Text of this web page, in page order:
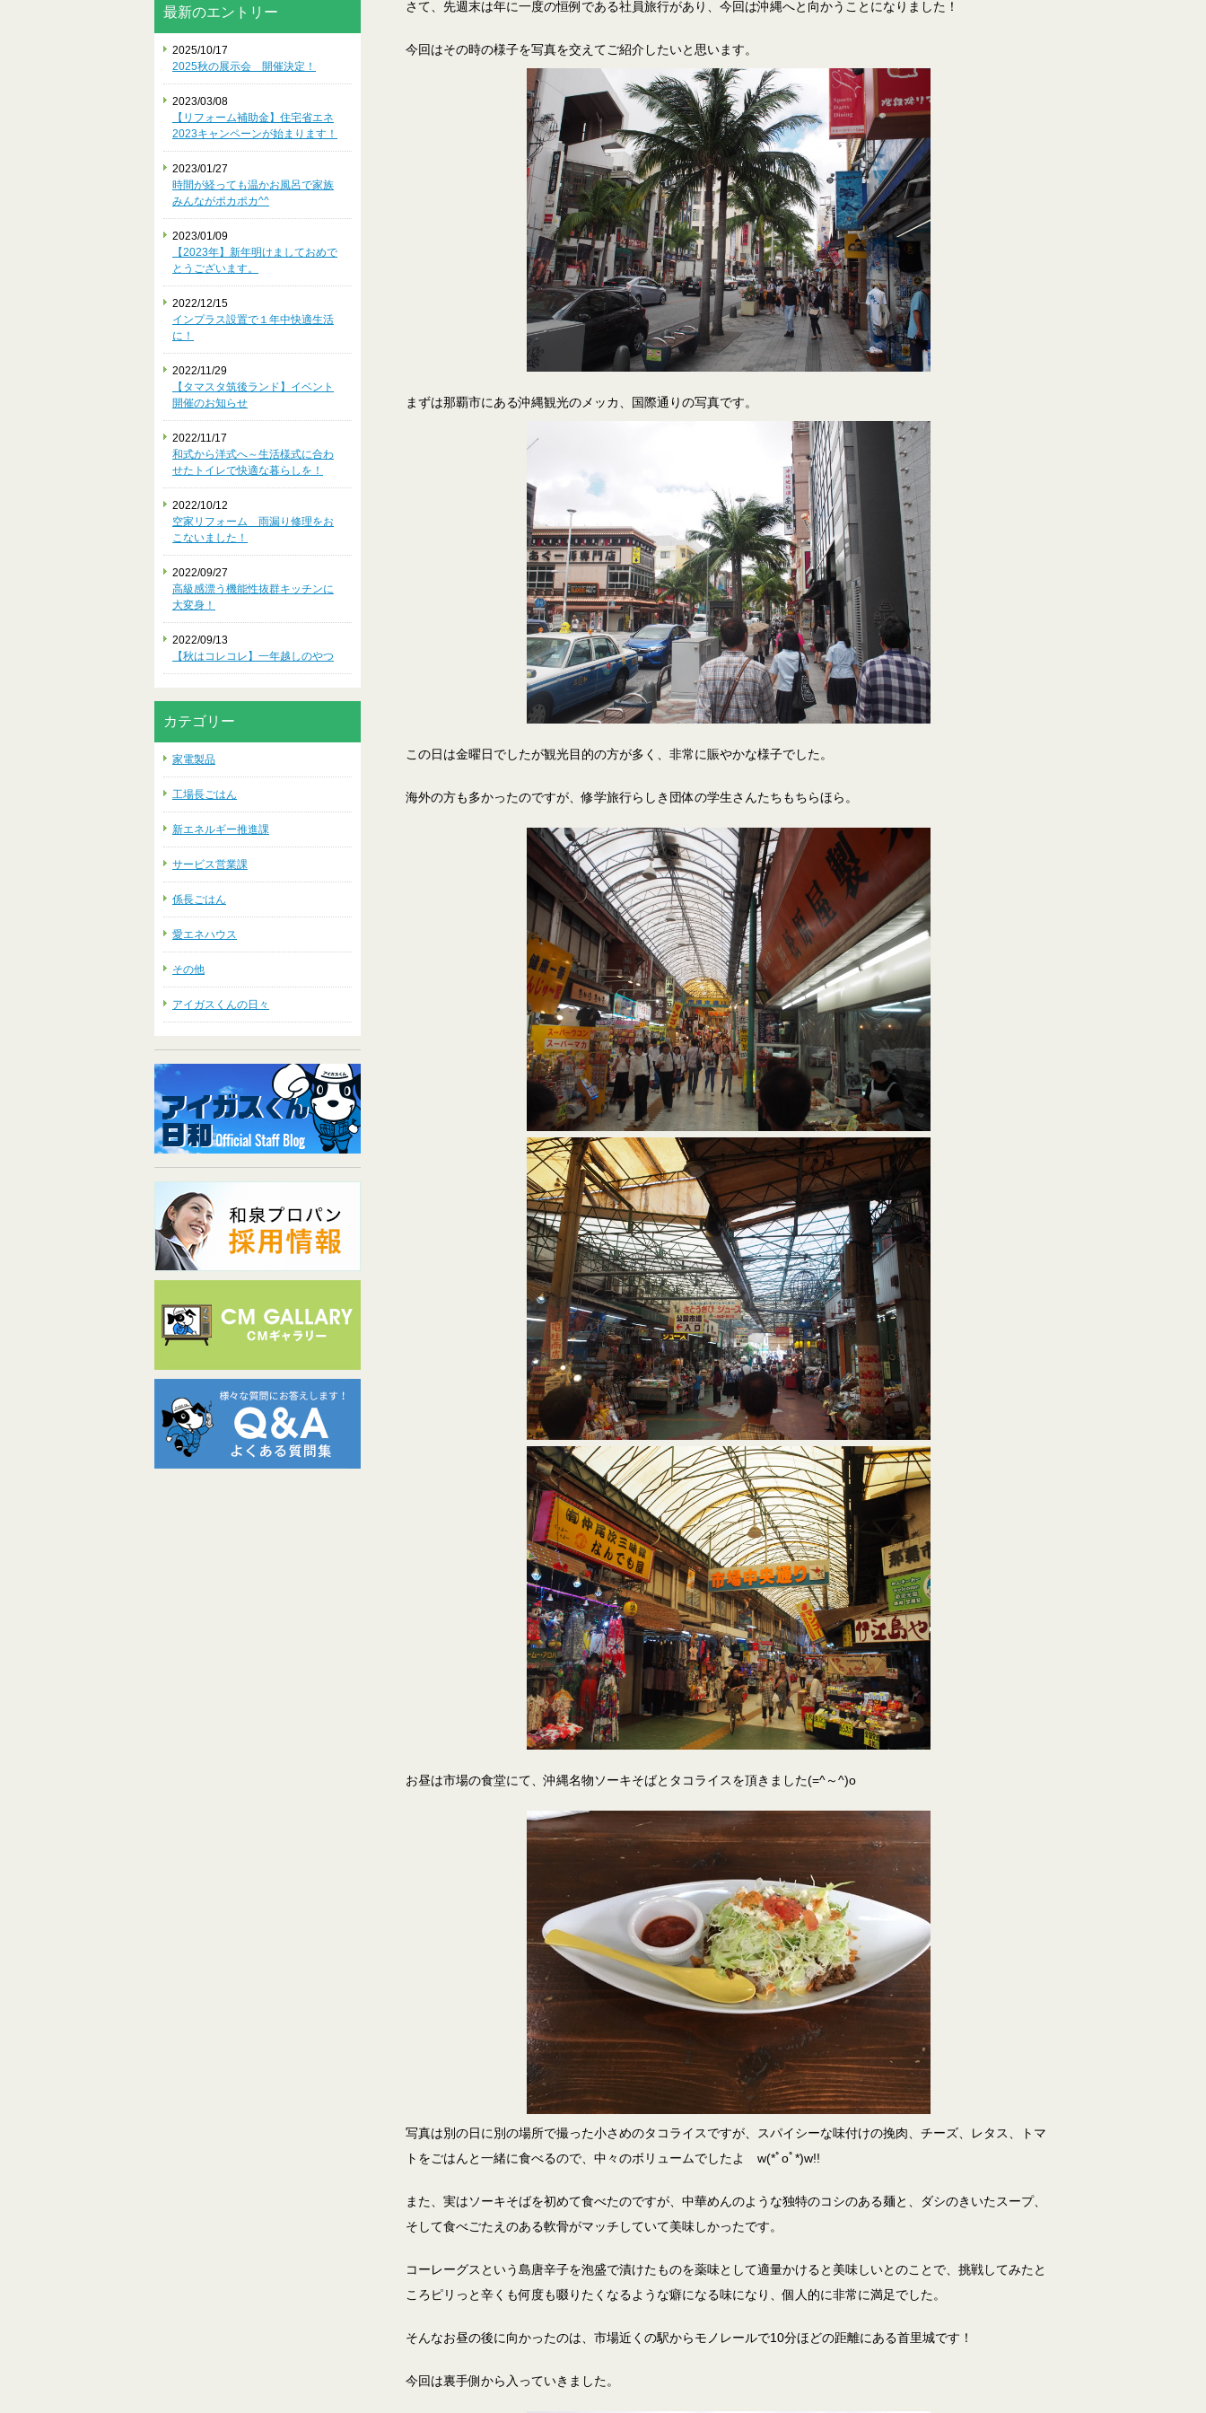
さて、先週末は年に一度の恒例である社員旅行があり、今回は沖縄へと向かうことになりました！
今回はその時の様子を写真を交えてご紹介したいと思います。
まずは那覇市にある沖縄観光のメッカ、国際通りの写真です。
この日は金曜日でしたが観光目的の方が多く、非常に賑やかな様子でした。
海外の方も多かったのですが、修学旅行らしき団体の学生さんたちもちらほら。
お昼は市場の食堂にて、沖縄名物ソーキそばとタコライスを頂きました(=^～^)o
写真は別の日に別の場所で撮った小さめのタコライスですが、スパイシーな味付けの挽肉、チーズ、レタス、トマ
トをごはんと一緒に食べるので、中々のボリュームでしたよ w(*ﾟoﾟ*)w!!
また、実はソーキそばを初めて食べたのですが、中華めんのような独特のコシのある麺と、ダシのきいたスープ、
そして食べごたえのある軟骨がマッチしていて美味しかったです。
コーレーグスという島唐辛子を泡盛で漬けたものを薬味として適量かけると美味しいとのことで、挑戦してみたと
ころピリっと辛くも何度も啜りたくなるような癖になる味になり、個人的に非常に満足でした。
そんなお昼の後に向かったのは、市場近くの駅からモノレールで10分ほどの距離にある首里城です！
今回は裏手側から入っていきました。
最新のエントリー
2025/10/17
2025秋の展示会 開催決定！
2023/03/08
【リフォーム補助金】住宅省エネ
2023キャンペーンが始まります！
2023/01/27
時間が経っても温かお風呂で家族
みんながポカポカ^^
2023/01/09
【2023年】新年明けましておめで
とうございます。
2022/12/15
インプラス設置で１年中快適生活
に！
2022/11/29
【タマスタ筑後ランド】イベント
開催のお知らせ
2022/11/17
和式から洋式へ～生活様式に合わ
せたトイレで快適な暮らしを！
2022/10/12
空家リフォーム 雨漏り修理をお
こないました！
2022/09/27
高級感漂う機能性抜群キッチンに
大変身！
2022/09/13
【秋はコレコレ】一年越しのやつ
カテゴリー
家電製品
工場長ごはん
新エネルギー推進課
サービス営業課
係長ごはん
愛エネハウス
その他
アイガスくんの日々